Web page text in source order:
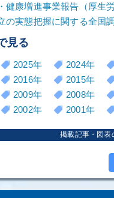
健康増進事業報告（厚生労
の実態把握に関する全国
見る
2025年 2024年
2016年 2015年
2009年 2008年
2002年 2001年
掲載記事・図